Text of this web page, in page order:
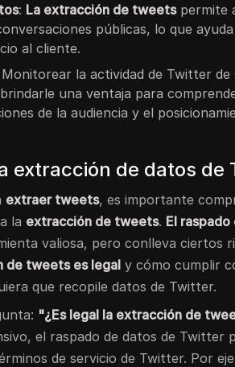
: La extracción de tweetspermite
públicas, lo que
al cliente.
Monitorear la actividad de Twitter de
una ventaja para
de la audiencia y el
extracción de datos de
extraer tweets, es importante
la extracción de tweets. El
valiosa, pero conlleva ciertos
de tweets es legal y cómo cumplir
que recopile datos de Twitter.
"¿Es legal la extracción de
el raspado de datos de Twitter
de servicio de Twitter. Por